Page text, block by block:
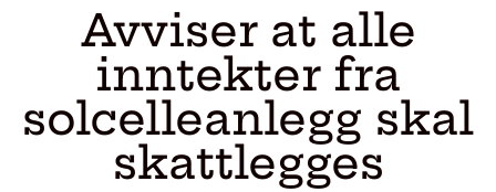
Avviser at alle
inntekter fra
solcelleanlegg skal
skattlegges